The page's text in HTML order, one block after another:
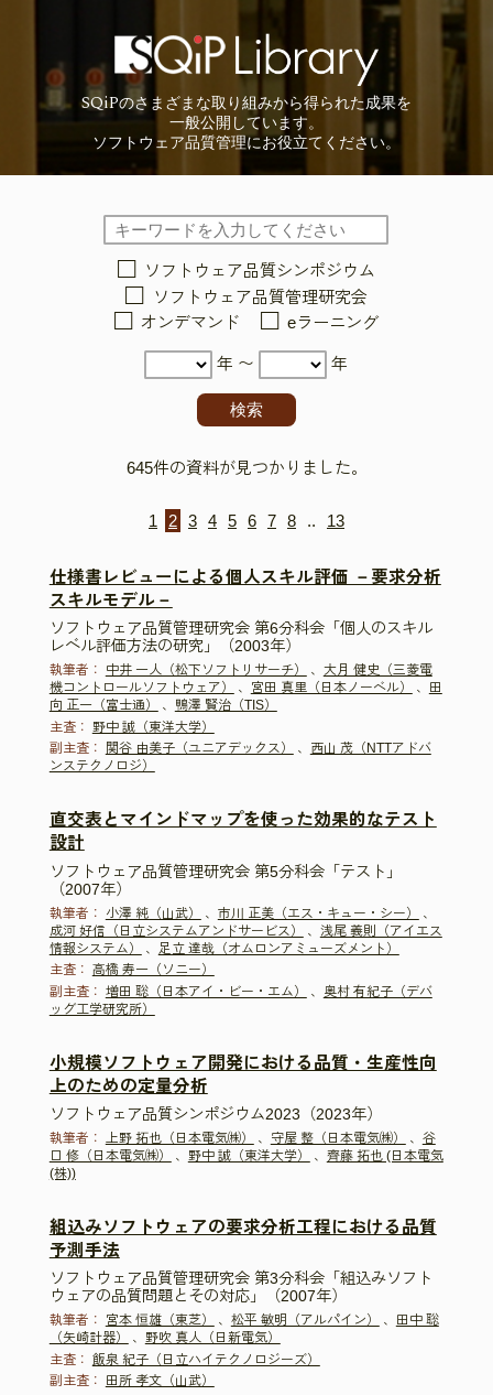
SQiPのさまざまな取り組みから得られた成果を
一般公開しています。
ソフトウェア品質管理にお役立てください。
ソフトウェア品質シンポジウム
ソフトウェア品質管理研究会
オンデマンド
eラーニング
年 〜 年
645件の資料が見つかりました。
1 2 3 4 5 6 7 8 .. 13
仕様書レビューによる個人スキル評価 －要求分析
スキルモデル－
ソフトウェア品質管理研究会 第6分科会「個人のスキル
レベル評価方法の研究」（2003年）
執筆者： 中井 一人（松下ソフトリサーチ） 、 大月 健史（三菱電
機コントロールソフトウェア）
、 宮田 真里（日本ノーベル） 、 田
向 正一（富士通）
、 鴨澤 賢治（TIS）
主査：
野中 誠（東洋大学）
副主査：
関谷 由美子（ユニアデックス） 、 西山 茂（NTTアドバ
ンステクノロジ）
直交表とマインドマップを使った効果的なテスト
設計
ソフトウェア品質管理研究会 第5分科会「テスト」
（2007年）
執筆者： 小澤 純（山武） 、 市川 正美（エス・キュー・シー）
、
成河 好信（日立システムアンドサービス）
、 浅尾 義則（アイエス
情報システム）
、 足立 達哉（オムロンアミューズメント）
主査： 高橋 寿一（ソニー）
副主査： 増田 聡（日本アイ・ビー・エム） 、 奥村 有紀子（デバ
ッグ工学研究所）
小規模ソフトウェア開発における品質・生産性向
上のための定量分析
ソフトウェア品質シンポジウム2023（2023年）
執筆者： 上野 拓也（日本電気㈱） 、 守屋 整（日本電気㈱） 、 谷
口 修（日本電気㈱）
、 野中 誠（東洋大学） 、 齊藤 拓也 (日本電気
(株))
組込みソフトウェアの要求分析工程における品質
予測手法
ソフトウェア品質管理研究会 第3分科会「組込みソフト
ウェアの品質問題とその対応」（2007年）
執筆者： 宮本 恒雄（東芝） 、 松平 敏明（アルパイン） 、 田中 聡
（矢崎計器）
、 野吹 真人（日新電気）
主査： 飯泉 紀子（日立ハイテクノロジーズ）
副主査：
田所 孝文（山武）